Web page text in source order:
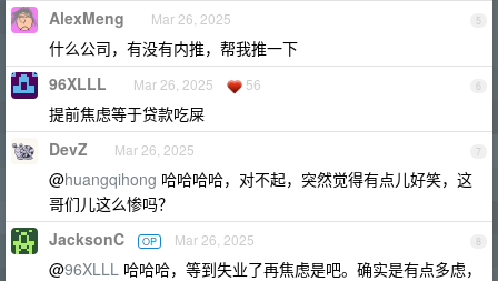
5
AlexMeng Mar 26, 2025
什么公司，有没有内推，帮我推一下
6
96XLLL Mar 26, 2025 56
提前焦虑等于贷款吃屎
7
DevZ Mar 26, 2025
@huangqihong 哈哈哈哈，对不起，突然觉得有点儿好笑，这
哥们儿这么惨吗？
8
JacksonC OP Mar 26, 2025
@96XLLL 哈哈哈，等到失业了再焦虑是吧。确实是有点多虑，